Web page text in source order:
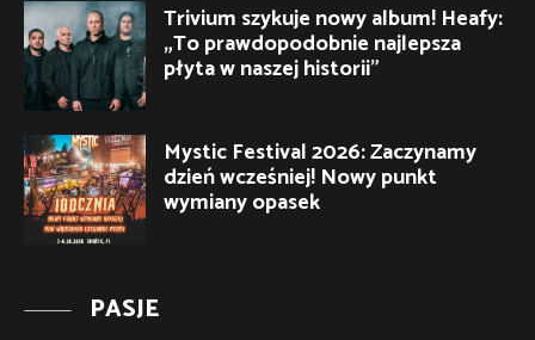
Trivium szykuje nowy album! Heafy:
„To prawdopodobnie najlepsza
płyta w naszej historii”
Mystic Festival 2026: Zaczynamy
dzień wcześniej! Nowy punkt
wymiany opasek
PASJE